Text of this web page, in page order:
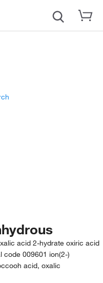
acid 2-hydrate oxiric acid
code 009601 ion(2-)
acid, oxalic